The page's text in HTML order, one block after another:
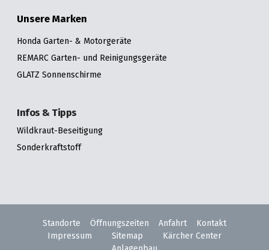
Unsere Marken
Honda Garten- & Motorgeräte
REMARC Garten- und Reinigungsgeräte
GLATZ Sonnenschirme
Infos & Tipps
Wildkraut-Beseitigung
Sonderkraftstoff
Standorte Öffnungszeiten Anfahrt
Kontakt
Impressum
Sitemap
Kärcher Center